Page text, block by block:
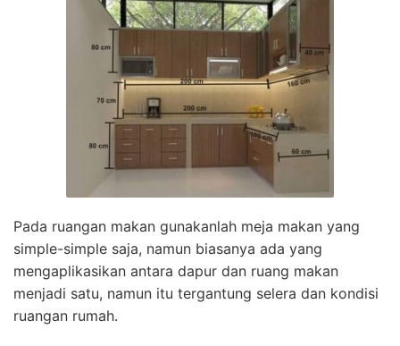
Pada ruangan makan gunakanlah meja makan yang
simple-simple saja, namun biasanya ada yang
mengaplikasikan antara dapur dan ruang makan
menjadi satu, namun itu tergantung selera dan kondisi
ruangan rumah.